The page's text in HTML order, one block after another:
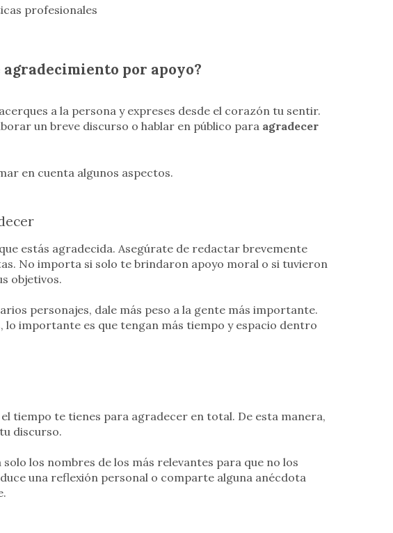
profesionales
por apoyo?
a la persona y expreses desde el corazón tu sentir.
un breve discurso o hablar en público para agradecer
en cuenta algunos aspectos.
estás agradecida. Asegúrate de redactar brevemente
No importa si solo te brindaron apoyo moral o si tuvieron
objetivos.
personajes, dale más peso a la gente más importante.
lo importante es que tengan más tiempo y espacio dentro
tiempo te tienes para agradecer en total. De esta manera,
discurso.
los nombres de los más relevantes para que no los
una reflexión personal o comparte alguna anécdota